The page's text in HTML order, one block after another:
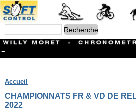
=
Branches
CONTACT
FriRun Cup
Accueil
CHAMPIONNATS FR & VD DE
2022